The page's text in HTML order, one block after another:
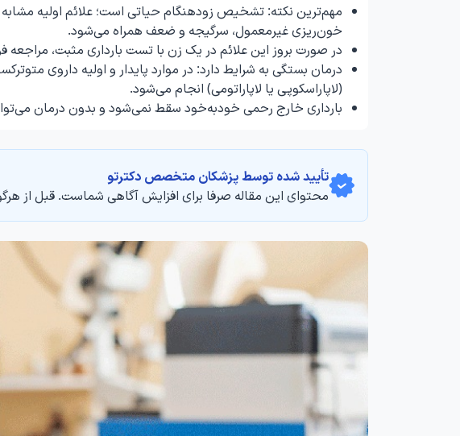
مهم‌ترین نکته: تشخیص زودهنگام حیاتی است؛ علائم اولیه مشابه
خون‌ریزی غیرمعمول، سرگیجه و ضعف همراه می‌شود.
در صورت بروز این علائم در یک زن با تست بارداری مثبت،
درمان بستگی به شرایط دارد: در موارد پایدار و اولیه داروی
(لاپاراسکوپی یا لاپاراتومی) انجام می‌شود.
بارداری خارج رحمی خودبه‌خود سقط نمی‌شود و بدون درمان
تأیید‌‌‌‌‌‌‌ شده توسط پزشکان متخصص دکترتو
محتوای این مقاله صرفا برای افزایش آگاهی شماست. قبل از